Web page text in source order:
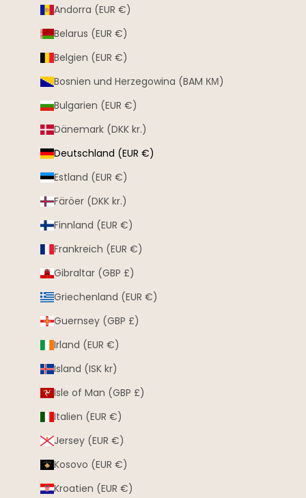
Andorra (EUR €)
Belarus (EUR €)
Belgien (EUR €)
Bosnien und Herzegowina (BAM КМ)
Bulgarien (EUR €)
Dänemark (DKK kr.)
Deutschland (EUR €)
Estland (EUR €)
Färöer (DKK kr.)
Finnland (EUR €)
Frankreich (EUR €)
Gibraltar (GBP £)
Griechenland (EUR €)
Guernsey (GBP £)
Irland (EUR €)
Island (ISK kr)
Isle of Man (GBP £)
Italien (EUR €)
Jersey (EUR €)
Kosovo (EUR €)
Kroatien (EUR €)